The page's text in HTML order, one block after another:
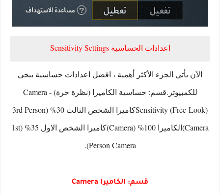
اعدادات الحساسية Sensitivity Settings
الآن يأتي الجزء الأكثر أهمية ، افضل اعدادات حساسية ببجي
للكمبيوتر.قسم: حساسية الكاميرا (نظرة حرة) - Camera
Sensitivity (Free-Look)كاميرا الشخص الثالث 30% (3rd Person
Camera)الكاميرا 100% (Camera)كاميرا الشخص الاول 35% (1st
Person Camera).
قسم: الكاميرا Camera